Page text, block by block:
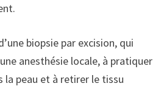
biopsie par excision, qui
anesthésie locale, à pratiquer
la peau et à retirer le tissu